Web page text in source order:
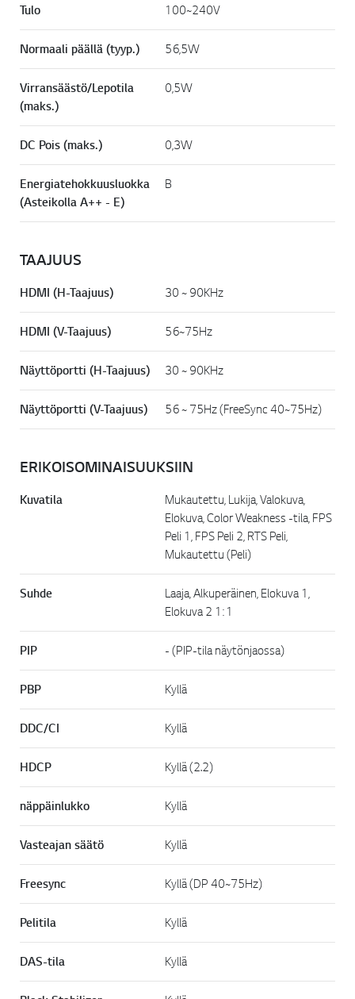
Tulo 100~240V
Normaali päällä (tyyp.) 56,5W
Virransäästö/Lepotila
(maks.)
0,5W
DC Pois (maks.) 0,3W
Energiatehokkuusluokka
(Asteikolla A++ - E)
B
TAAJUUS
HDMI (H-Taajuus) 30 ~ 90KHz
HDMI (V-Taajuus) 56~75Hz
Näyttöportti (H-Taajuus) 30 ~ 90KHz
Näyttöportti (V-Taajuus) 56 ~ 75Hz (FreeSync 40~75Hz)
ERIKOISOMINAISUUKSIIN
Kuvatila
Mukautettu, Lukija, Valokuva,
Elokuva, Color Weakness -tila, FPS
Peli 1, FPS Peli 2, RTS Peli,
Mukautettu (Peli)
Suhde
Laaja, Alkuperäinen, Elokuva 1,
Elokuva 2 1: 1
PIP - (PIP-tila näytönjaossa)
PBP Kyllä
DDC/CI Kyllä
HDCP Kyllä (2.2)
näppäinlukko Kyllä
Vasteajan säätö Kyllä
Freesync Kyllä (DP 40~75Hz)
Pelitila Kyllä
DAS-tila Kyllä